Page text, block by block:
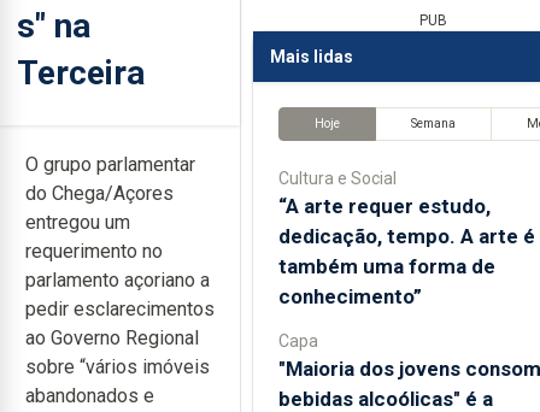
s" na
Terceira
O grupo parlamentar
do Chega/Açores
entregou um
requerimento no
parlamento açoriano a
pedir esclarecimentos
ao Governo Regional
sobre “vários imóveis
abandonados e
PUB
Mais lidas
Hoje Semana
Cultura e Social
“A arte requer estudo,
dedicação, tempo. A arte é
também uma forma de
conhecimento”
Capa
"Maioria dos jovens
bebidas alcoólicas" é a